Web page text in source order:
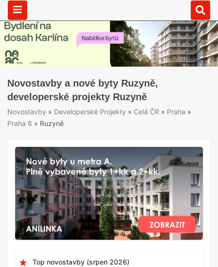
Novostavby a nové byty Ruzyně,
developerské projekty Ruzyně
Novostavby » Developerské Projekty » Celá ČR » Praha »
Praha 6 » Ruzyně
Top novostavby (srpen 2026)